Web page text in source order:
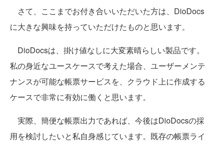
さて、ここまでお付き合いいただいた方は、DioDocs
に大きな興味を持っていただけたものと思います。
DioDocsは、掛け値なしに大変素晴らしい製品です。
私の身近なユースケースで考えた場合、ユーザーメンテ
ナンスが可能な帳票サービスを、クラウド上に作成する
ケースで非常に有効に働くと思います。
実際、簡便な帳票出力であれば、今後はDioDocsの採
用を検討したいと私自身感じています。既存の帳票ライ